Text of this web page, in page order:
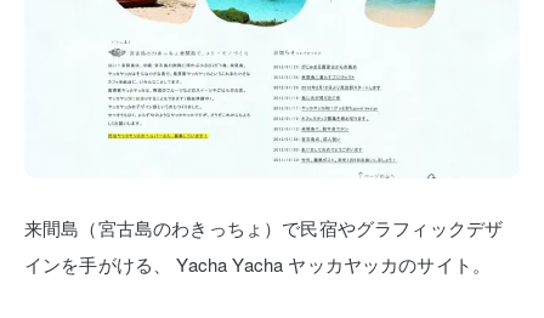
来間島（宮古島のわきっちょ）で民宿やグラフィックデザ
インを手がける、
Yacha Yacha ヤッカヤッカのサイト。